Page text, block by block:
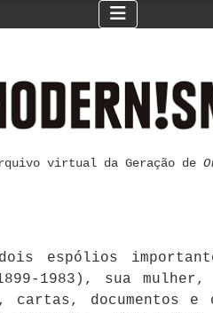
virtual da Geração de
espólios
1983), sua mulher,
documentos e